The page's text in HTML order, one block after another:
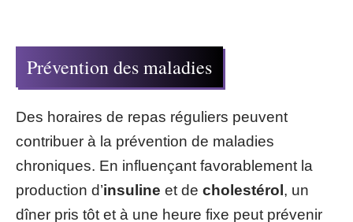
Prévention des maladies
Des horaires de repas réguliers peuvent
contribuer à la prévention de maladies
chroniques. En influençant favorablement la
production d’insuline et de cholestérol , un
dîner pris tôt et à une heure fixe peut prévenir